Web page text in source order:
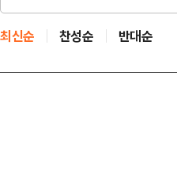
최신순 찬성순 반대순